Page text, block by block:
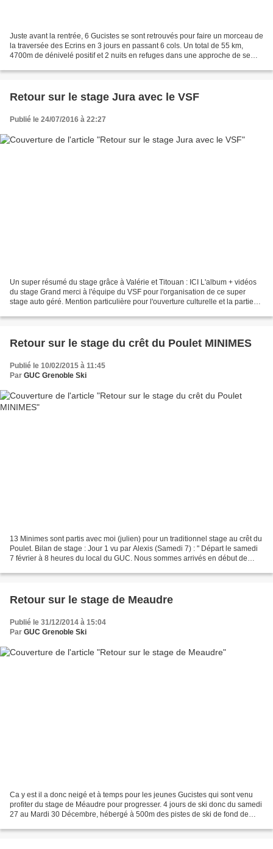
Juste avant la rentrée, 6 Gucistes se sont retrouvés pour faire un morceau de
la traversée des Ecrins en 3 jours en passant 6 cols. Un total de 55 km,
4700m de dénivelé positif et 2 nuits en refuges dans une approche de semi
Retour sur le stage Jura avec le VSF
Publié le 24/07/2016 à 22:27
Un super résumé du stage grâce à Valérie et Titouan : ICI L'album + vidéos
du stage Grand merci à l'équipe du VSF pour l'organisation de ce super
stage auto géré. Mention particulière pour l'ouverture culturelle et la partie
Retour sur le stage du crêt du Poulet MINIMES
Publié le 10/02/2015 à 11:45
Par GUC Grenoble Ski
13 Minimes sont partis avec moi (julien) pour un traditionnel stage au crêt du
Poulet. Bilan de stage : Jour 1 vu par Alexis (Samedi 7) : " Départ le samedi
7 février à 8 heures du local du GUC. Nous sommes arrivés en début de
Retour sur le stage de Meaudre
Publié le 31/12/2014 à 15:04
Par GUC Grenoble Ski
Ca y est il a donc neigé et à temps pour les jeunes Gucistes qui sont venu
profiter du stage de Méaudre pour progresser. 4 jours de ski donc du samedi
27 au Mardi 30 Décembre, hébergé à 500m des pistes de ski de fond de